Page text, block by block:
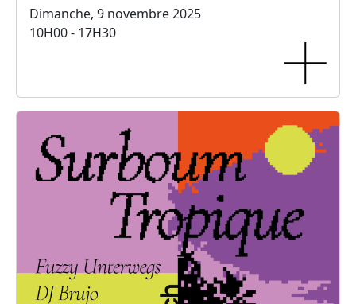
Dimanche, 9 novembre 2025
10H00 - 17H30